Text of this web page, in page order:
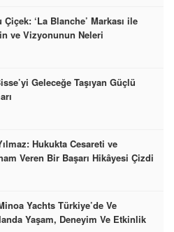
‘La Blanche’ Markası ile
ve Vizyonunun Neleri
Geleceğe Taşıyan Güçlü
Hukukta Cesareti ve
Veren Bir Başarı Hikâyesi Çizdi
Yachts Türkiye’de Ve
Yaşam, Deneyim Ve Etkinlik